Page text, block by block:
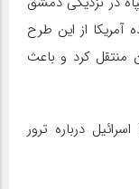
آمریکا از این طرح
منتقل کرد و باعث
درباره ترور